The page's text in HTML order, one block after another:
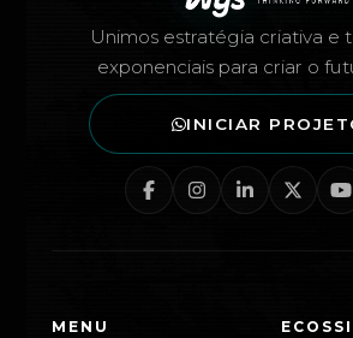
Unimos estratégia criativa e
exponenciais para criar o
INICIAR
MENU